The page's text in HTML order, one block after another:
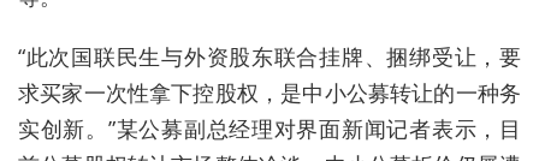
“此次国联民生与外资股东联合挂牌、捆绑受让，要
求买家一次性拿下控股权，是中小公募转让的一种务
实创新。”某公募副总经理对界面新闻记者表示，目